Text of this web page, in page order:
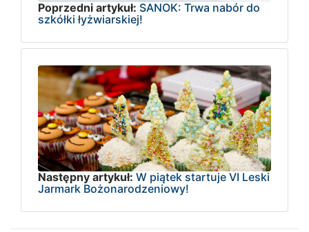
Poprzedni artykuł: SANOK: Trwa nabór do
szkółki łyżwiarskiej!
Następny artykuł: W piątek startuje VI Leski
Jarmark Bożonarodzeniowy!